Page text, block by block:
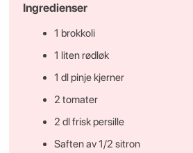
Ingredienser
1 brokkoli
1 liten rødløk
1 dl pinje kjerner
2 tomater
2 dl frisk persille
Saften av 1/2 sitron